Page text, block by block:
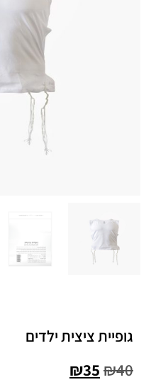
גופיית ציצית ילדים
₪40
₪35